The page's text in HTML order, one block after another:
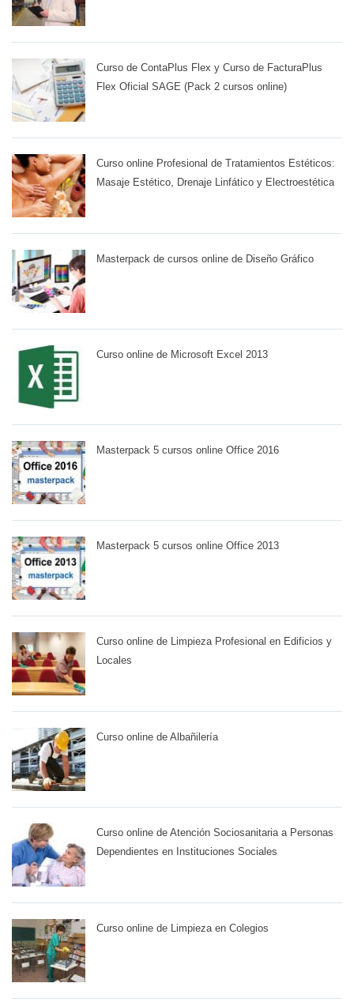
Curso de ContaPlus Flex y Curso de FacturaPlus
Flex Oficial SAGE (Pack 2 cursos online)
Curso online Profesional de Tratamientos Estéticos:
Masaje Estético, Drenaje Linfático y Electroestética
Masterpack de cursos online de Diseño Gráfico
Curso online de Microsoft Excel 2013
Masterpack 5 cursos online Office 2016
Masterpack 5 cursos online Office 2013
Curso online de Limpieza Profesional en Edificios y
Locales
Curso online de Albañilería
Curso online de Atención Sociosanitaria a Personas
Dependientes en Instituciones Sociales
Curso online de Limpieza en Colegios